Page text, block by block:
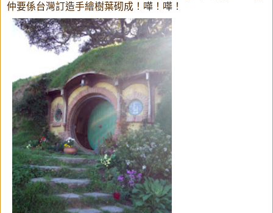
仲要係台灣訂造手繪樹葉砌成！嘩！嘩！